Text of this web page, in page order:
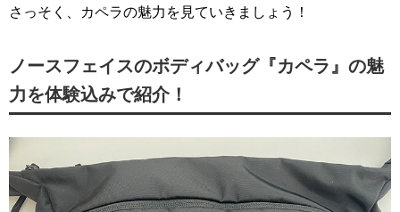
さっそく、カペラの魅力を見ていきましょう！
ノースフェイスのボディバッグ『カペラ』の魅
力を体験込みで紹介！